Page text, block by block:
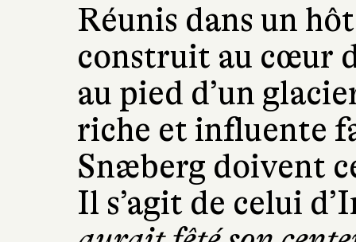
Réunis dans un
construit au cœur
au pied d’un
riche et influente
Snæberg doivent
Il s’agit de celui